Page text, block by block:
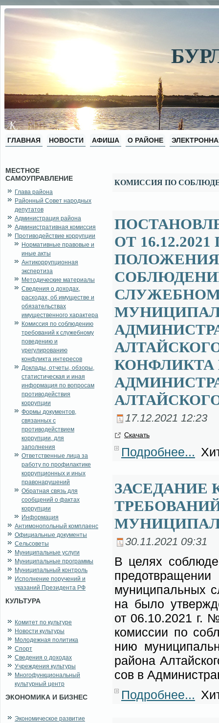
ГЛАВНАЯ НОВОСТИ АФИША О РАЙОНЕ
МЕСТНОЕ
САМОУПРАВЛЕНИЕ
Глава района
Районный Совет народных
депутатов
Администрация района
Административная комиссия
Противодействие коррупции
Нормативные правовые и
иные акты
Антикоррупционная
экспертиза
Методические материалы
Сведения о доходах,
расходах, об имуществе и
обязательствах
имущественного характера
Комиссия по соблюдению
требований к служебному
поведению и
урегулированию
конфликта интересов
Доклады, отчеты, обзоры,
статистическая и иная
информация по вопросам
противодействия
коррупции
Формы документов,
связанных с
противодействием
коррупции, для
заполнения
Ответственные лица за
работу по профилактике
коррупционных и иных
правонарушений
Обратная связь для
сообщений о фактах
коррупции
Информация
Антимонопольный комплаенс
Официальные документы
Сельсоветы
Муниципальные услуги
Муниципальные программы
Муниципальный контроль
Исполнение поручений и
указаний Президента РФ
КУЛЬТУРА
Комитет по культуре
Новости культуры
Молодежная политика
Спорт
Сведения о доходах
Учреждения культуры
Многофункциональный
культурный центр
ЭКОНОМИКА И БИЗНЕС
Экономическое развитие
КОМИССИЯ ПО
ОТ
КОНФЛИКТА
17.12.2021 12:23
Ска­чать
Подробнее...
30.11.2021 09:31
В це­лях
предот­вра­ще­нии
му­ни­ци­паль­ных
на бы­ло
от 06.10.2021 г.
ко­мис­сии по
нию
рай­о­на
сов в
Подробнее...